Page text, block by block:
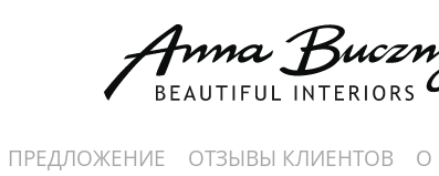
ПРЕДЛОЖЕНИЕ ОТЗЫВЫ КЛИЕНТОВ О